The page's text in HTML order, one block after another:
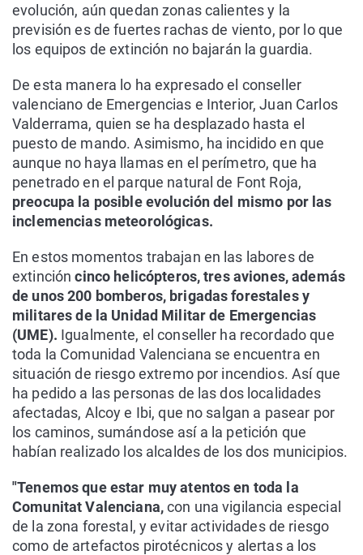
evolución, aún quedan zonas calientes y la
previsión es de fuertes rachas de viento, por lo que
los equipos de extinción no bajarán la guardia.
De esta manera lo ha expresado el conseller
valenciano de Emergencias e Interior, Juan Carlos
Valderrama, quien se ha desplazado hasta el
puesto de mando. Asimismo, ha incidido en que
aunque no haya llamas en el perímetro, que ha
penetrado en el parque natural de Font Roja,
preocupa la posible evolución del mismo por las
inclemencias meteorológicas.
En estos momentos trabajan en las labores de
extincióncinco helicópteros, tres aviones, además
de unos 200 bomberos, brigadas forestales y
militares de la Unidad Militar de Emergencias
(UME). Igualmente, el conseller ha recordado que
toda la Comunidad Valenciana se encuentra en
situación de riesgo extremo por incendios. Así que
ha pedido a las personas de las dos localidades
afectadas, Alcoy e Ibi, que no salgan a pasear por
los caminos, sumándose así a la petición que
habían realizado los alcaldes de los dos municipios.
"Tenemos que estar muy atentos en toda la
Comunitat Valenciana,con una vigilancia especial
de la zona forestal, y evitar actividades de riesgo
como de artefactos pirotécnicos y alertas a los